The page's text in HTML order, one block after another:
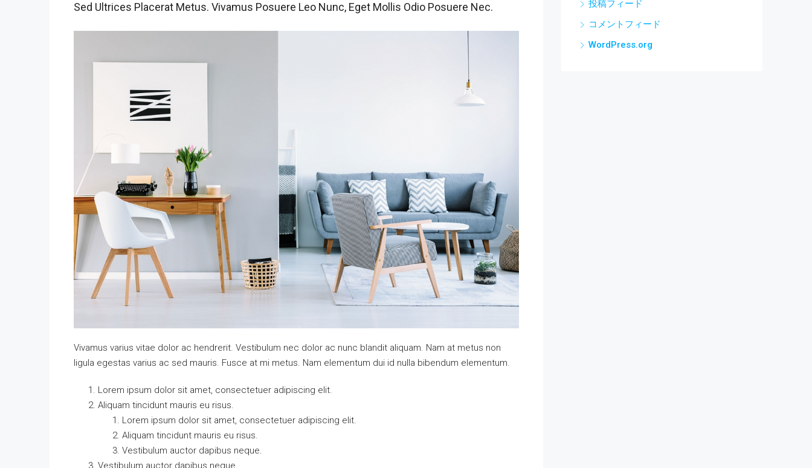
Sed Ultrices Placerat Metus. Vivamus Posuere Leo Nunc, Eget Mollis Odio Posuere Nec.
Vivamus varius vitae dolor ac hendrerit. Vestibulum nec dolor ac nunc blandit aliquam. Nam at metus non
ligula egestas varius ac sed mauris. Fusce at mi metus. Nam elementum dui id nulla bibendum elementum.
Lorem ipsum dolor sit amet, consectetuer adipiscing elit.
Aliquam tincidunt mauris eu risus.
Lorem ipsum dolor sit amet, consectetuer adipiscing elit.
Aliquam tincidunt mauris eu risus.
Vestibulum auctor dapibus neque.
Vestibulum auctor dapibus neque.
投稿フィード
コメントフィード
WordPress.org